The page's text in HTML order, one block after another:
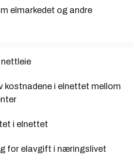
elmarkedet og andre
kostnadene i elnettet mellom
i elnettet
for elavgift i næringslivet